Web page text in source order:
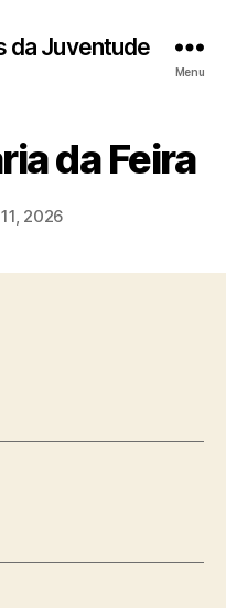
da Juventude
Menu
da Feira
2026